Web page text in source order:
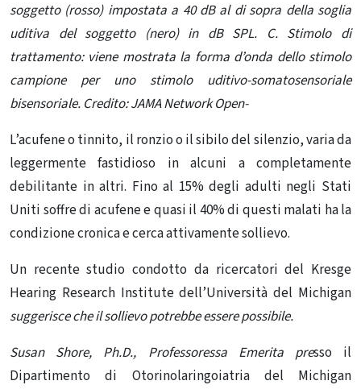
soggetto (rosso) impostata a 40 dB al di sopra della soglia
uditiva del soggetto (nero) in dB SPL. C. Stimolo di
trattamento: viene mostrata la forma d’onda dello stimolo
campione per uno stimolo uditivo-somatosensoriale
bisensoriale. Credito: JAMA Network Open-
L’acufene o tinnito, il ronzio o il sibilo del silenzio, varia da
leggermente fastidioso in alcuni a completamente
debilitante in altri. Fino al 15% degli adulti negli Stati
Uniti soffre di acufene e quasi il 40% di questi malati ha la
condizione cronica e cerca attivamente sollievo.
Un recente studio condotto da ricercatori del Kresge
Hearing Research Institute dell’Università del Michigan
suggerisce che il sollievo potrebbe essere possibile.
Susan Shore, Ph.D., Professoressa Emerita presso il
Dipartimento di Otorinolaringoiatria del Michigan